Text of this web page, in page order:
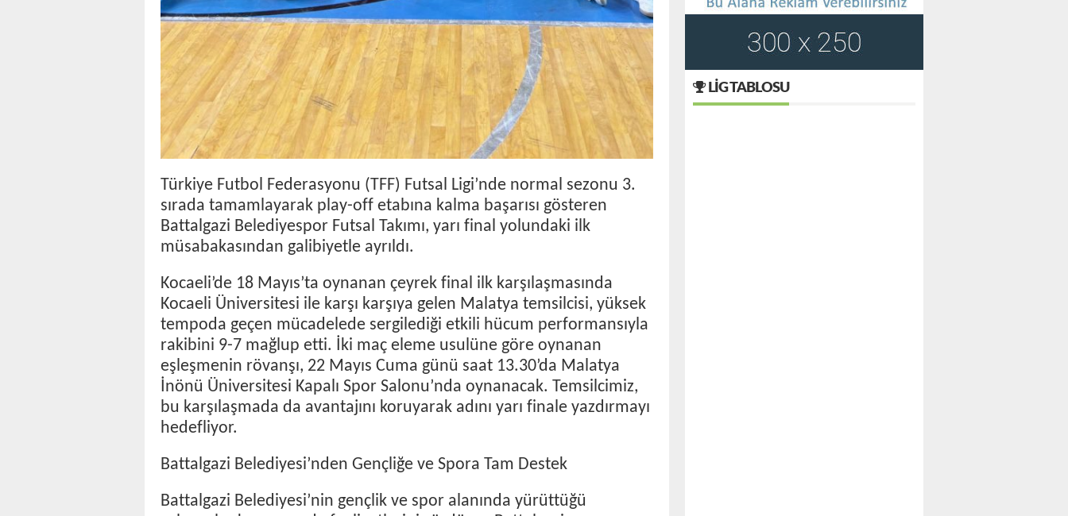
Türkiye Futbol Federasyonu (TFF) Futsal Ligi’nde normal sezonu 3.
sırada tamamlayarak play-off etabına kalma başarısı gösteren
Battalgazi Belediyespor Futsal Takımı, yarı final yolundaki ilk
müsabakasından galibiyetle ayrıldı.
Kocaeli’de 18 Mayıs’ta oynanan çeyrek final ilk karşılaşmasında
Kocaeli Üniversitesi ile karşı karşıya gelen Malatya temsilcisi, yüksek
tempoda geçen mücadelede sergilediği etkili hücum performansıyla
rakibini 9-7 mağlup etti. İki maç eleme usulüne göre oynanan
eşleşmenin rövanşı, 22 Mayıs Cuma günü saat 13.30’da Malatya
İnönü Üniversitesi Kapalı Spor Salonu’nda oynanacak. Temsilcimiz,
bu karşılaşmada da avantajını koruyarak adını yarı finale yazdırmayı
hedefliyor.
Battalgazi Belediyesi’nden Gençliğe ve Spora Tam Destek
Battalgazi Belediyesi’nin gençlik ve spor alanında yürüttüğü
LIG TABLOSU